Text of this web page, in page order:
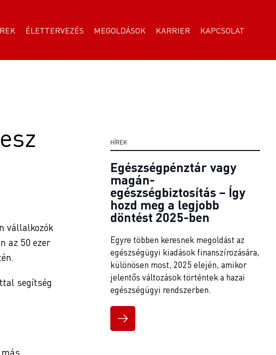
ÉLETTERVEZÉS MEGOLDÁSOK KARRIER KAPCSOLAT
vállalkozók
az 50 ezer
segítség
HÍREK
Egészségpénztár vagy
magán-
egészségbiztosítás – Így
hozd meg a legjobb
döntést 2025-ben
Egyre többen keresnek megoldást az
egészségügyi kiadások finanszírozására,
különösen most, 2025 elején, amikor
jelentős változások történtek a hazai
egészségügyi rendszerben.